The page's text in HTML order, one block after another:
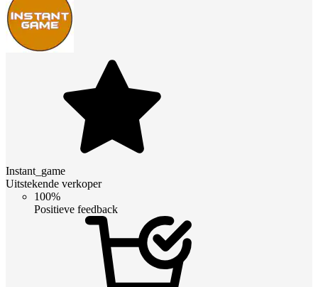
Instant_game
Uitstekende verkoper
100%
Positieve feedback